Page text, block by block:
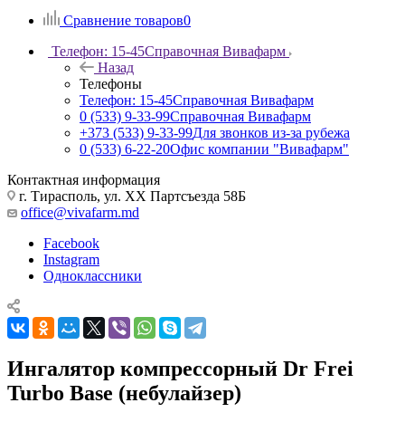
Сравнение товаров0
Телефон: 15-45Справочная Вивафарм
Назад
Телефоны
Телефон: 15-45Справочная Вивафарм
0 (533) 9-33-99Справочная Вивафарм
+373 (533) 9-33-99Для звонков из-за рубежа
0 (533) 6-22-20Офис компании "Вивафарм"
Контактная информация
г. Тирасполь, ул. ХХ Партсъезда 58Б
office@vivafarm.md
Facebook
Instagram
Одноклассники
Ингалятор компрессорный Dr Frei
Turbo Base (небулайзер)